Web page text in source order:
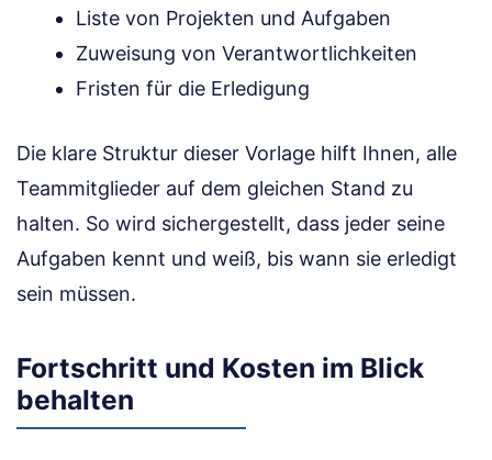
Liste von Projekten und Aufgaben
Zuweisung von Verantwortlichkeiten
Fristen für die Erledigung
Die klare Struktur dieser Vorlage hilft Ihnen, alle
Teammitglieder auf dem gleichen Stand zu
halten. So wird sichergestellt, dass jeder seine
Aufgaben kennt und weiß, bis wann sie erledigt
sein müssen.
Fortschritt und Kosten im Blick
behalten